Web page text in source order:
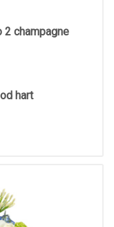
2 champagne
hart